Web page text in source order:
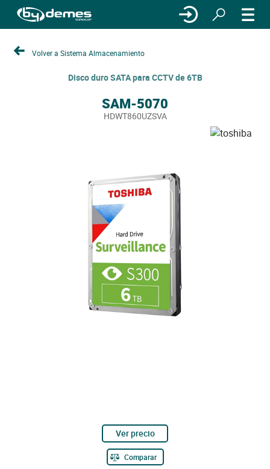
Volver a Sistema Almacenamiento
Disco duro SATA para CCTV de 6TB
SAM-5070
HDWT860UZSVA
Ver precio
Comparar